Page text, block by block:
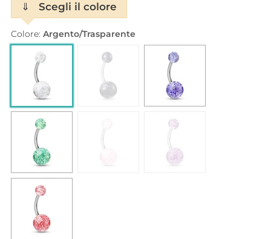
⇓ Scegli il colore
Colore: Argento/Trasparente